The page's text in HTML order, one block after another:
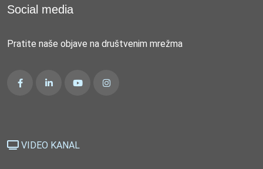
Social media
Pratite naše objave na društvenim mrežma
VIDEO KANAL